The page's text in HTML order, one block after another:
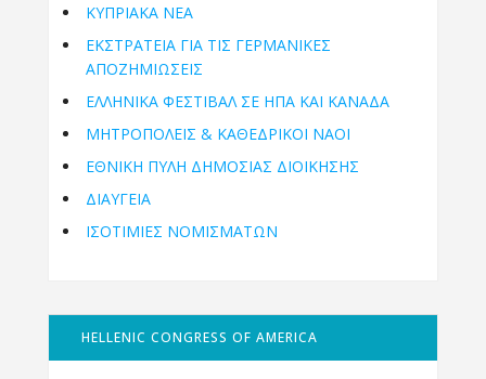
ΚΥΠΡΙΑΚΑ ΝΕΑ
ΕΚΣΤΡΑΤΕΙΑ ΓΙΑ ΤΙΣ ΓΕΡΜΑΝΙΚΕΣ
ΑΠΟΖΗΜΙΩΣΕΙΣ
ΕΛΛΗΝΙΚΆ ΦΕΣΤΙΒΆΛ ΣΕ ΗΠΑ ΚΑΙ ΚΑΝΑΔΑ
ΜΗΤΡΟΠΌΛΕΙΣ & ΚΑΘΕΔΡΙΚΟΊ ΝΑΟΊ
ΕΘΝΙΚΉ ΠΎΛΗ ΔΗΜΌΣΙΑΣ ΔΙΟΊΚΗΣΗΣ
ΔΙΑΥΓΕΙΑ
ΙΣΟΤΙΜΙΕΣ ΝΟΜΙΣΜΑΤΩΝ
HELLENIC CONGRESS OF AMERICA